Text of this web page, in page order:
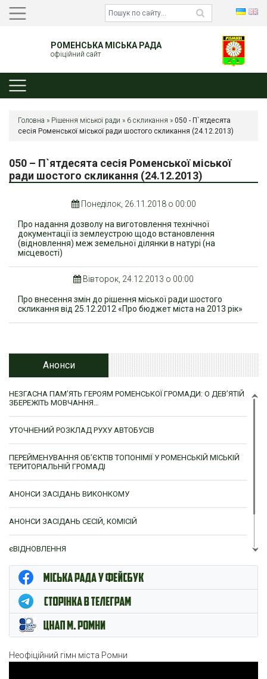
РОМЕНСЬКА МІСЬКА РАДА
офіційний сайт
Головна » Рішення міської ради » 6 скликання » 050 - П`ятдесята
сесія Роменської міської ради шостого скликання (24.12.2013)
050 – П`ятдесята сесія Роменської міської
ради шостого скликання (24.12.2013)
Понеділок, 26.11.2018 о 00:00
Про надання дозволу на виготовлення технічної
документації із землеустрою щодо встановлення
(відновлення) меж земельної ділянки в натурі (на
місцевості)
Вівторок, 24.12.2013 о 00:00
Про внесення змін до рішення міської ради шостого
скликання від 25.12.2012 «Про бюджет міста на 2013 рік»
Анонси
НЕЗГАСНА ПАМ’ЯТЬ ГЕРОЯМ РОМЕНСЬКОЇ ГРОМАДИ: О ДЕВ’ЯТІЙ
ЗБЕРЕЖІТЬ МОВЧАННЯ…
УТОЧНЕНИЙ РОЗКЛАД РУХУ АВТОБУСІВ
ПЕРЕЙМЕНУВАННЯ ОБ’ЄКТІВ ТОПОНІМІЇ У РОМЕНСЬКІЙ МІСЬКІЙ
ТЕРИТОРІАЛЬНІЙ ГРОМАДІ
АНОНСИ ЗАСІДАНЬ ВИКОНКОМУ
АНОНСИ ЗАСІДАНЬ СЕСІЙ, КОМІСІЙ
єВІДНОВЛЕННЯ
ЦНАП м. Ромни
Неофіційний гімн міста Ромни